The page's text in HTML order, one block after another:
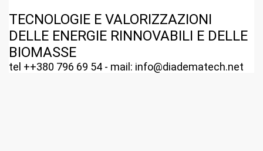
TECNOLOGIE E VALORIZZAZIONI
DELLE ENERGIE RINNOVABILI E DELLE
BIOMASSE
tel ++380 796 69 54 - mail: info@diadematech.net